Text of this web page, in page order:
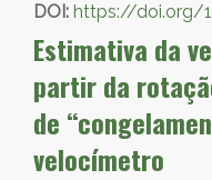
DOI: https://doi.org/
Estimativa da
partir da
de
velocímetro